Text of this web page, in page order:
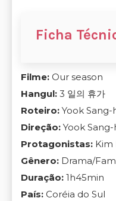
Ficha
Filme: Our season
Hangul: 3 일의 휴가
Roteiro: Yook Sang-
Direção: Yook
Protagonistas: Kim
Gênero: Drama/
Duração: 1h45min
País: Coréia do Sul